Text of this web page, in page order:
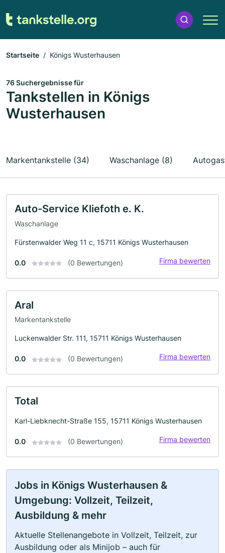
Startseite Königs Wusterhausen
76 Suchergebnisse für
Tankstellen in Königs
Wusterhausen
Markentankstelle (34) Waschanlage (8)
Auto-Service Kliefoth e. K.
Waschanlage
Fürstenwalder Weg 11 c, 15711 Königs Wusterhausen
0.0 (0 Bewertungen) Firma bewerten
Aral
Markentankstelle
Luckenwalder Str. 111, 15711 Königs Wusterhausen
0.0 (0 Bewertungen) Firma bewerten
Total
Karl-Liebknecht-Straße 155, 15711 Königs Wusterhausen
0.0 (0 Bewertungen) Firma bewerten
Jobs in Königs Wusterhausen &
Umgebung: Vollzeit, Teilzeit,
Ausbildung & mehr
Aktuelle Stellenangebote in Vollzeit, Teilzeit, zur
Ausbildung oder als Minijob – auch für